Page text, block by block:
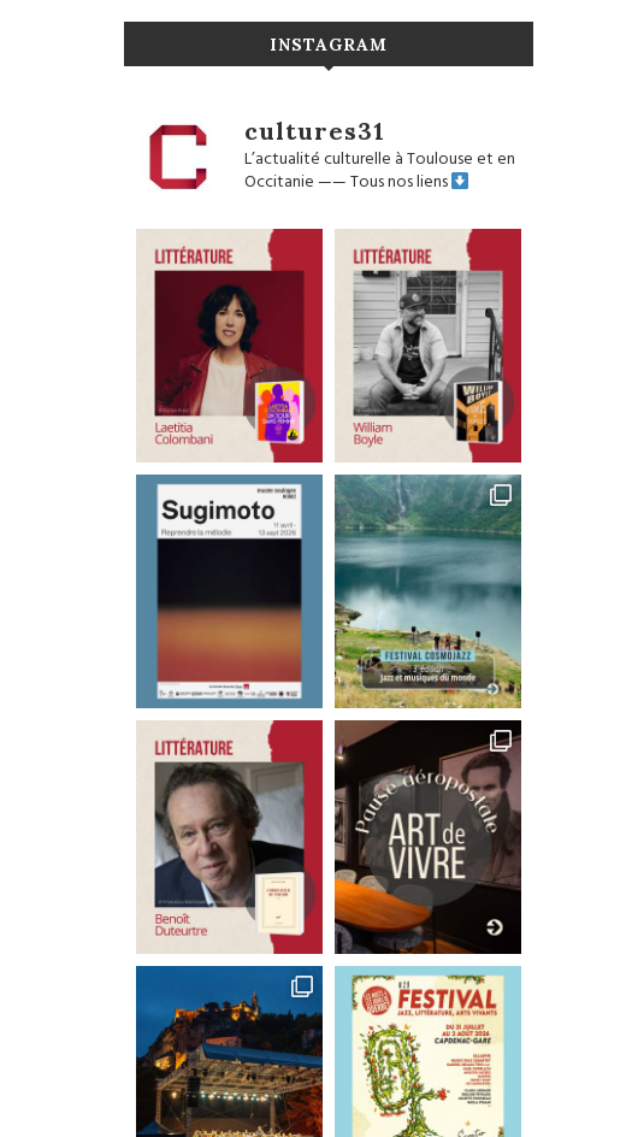
INSTAGRAM
cultures31
L’actualité culturelle à Toulouse et en
Occitanie——Tous nos liens